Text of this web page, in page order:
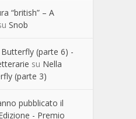
“british” – A
Snob
(parte 6) -
su Nella
(parte 3)
pubblicato il
- Premio